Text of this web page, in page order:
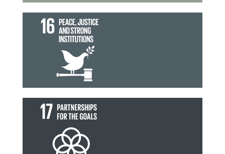
เป้าหมายที่ 16
สังคมสงบสุข ยุติธรรม ไม่แบ่งแยก
เป้าหมายที่ 17
ความร่วมมือเพื่อการพัฒนาที่ยั่งยืน